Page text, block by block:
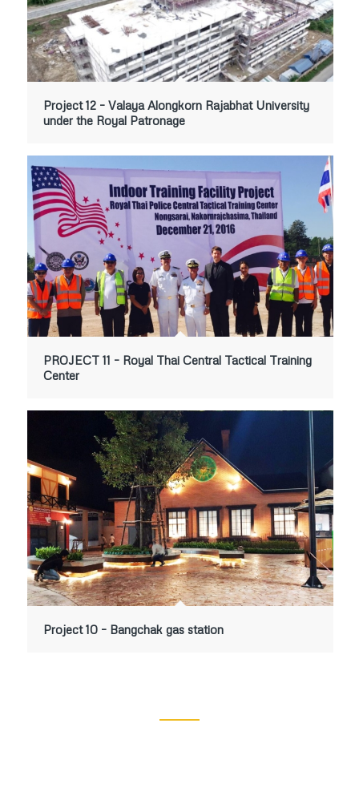
Project 12 – Valaya Alongkorn Rajabhat University
under the Royal Patronage
PROJECT 11 – Royal Thai Central Tactical Training
Center
Project 10 – Bangchak gas station